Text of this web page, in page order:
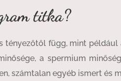
titka?
tényezőtől függ, mint például
a spermium
számtalan egyéb ismert és